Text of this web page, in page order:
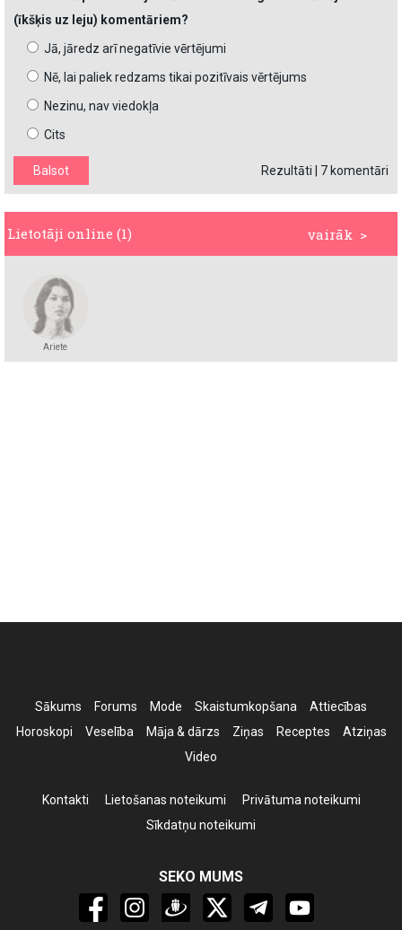
(īkšķis uz leju) komentāriem?
Jā, jāredz arī negatīvie vērtējumi
Nē, lai paliek redzams tikai pozitīvais vērtējums
Nezinu, nav viedokļa
Cits
Rezultāti 7 komentāri
vairāk >
Lietotāji online (1)
Ariete
Sākums Forums Mode Skaistumkopšana
Attiecības
Horoskopi
Veselība Māja & dārzs Ziņas Receptes
Atziņas
Video
Kontakti Lietošanas noteikumi
Privātuma noteikumi
Sīkdatņu noteikumi
SEKO MUMS